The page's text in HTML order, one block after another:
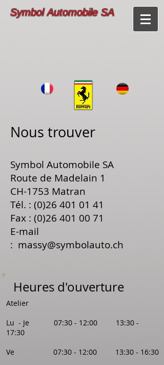
Symbol Automobile SA
Symbol Automobile SA
Route de Madelain 1
CH-1753 Matran
Tél. : (0)26 401 01 41
Fax : (0)26 401 00 71
E-mail
: massy@symbolauto.ch
Nous trouver
Heures d'ouverture
Atelier
Lu - Je 07:30 - 12:00 13:30 -
17:30
Ve 07:30 - 12:00 13:30 - 16:30